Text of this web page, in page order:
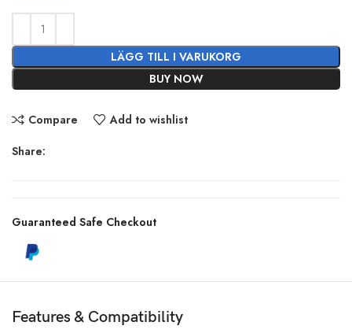
LÄGG TILL I VARUKORG
BUY NOW
Compare Add to wishlist
Share:
Guaranteed Safe Checkout
Features & Compatibility